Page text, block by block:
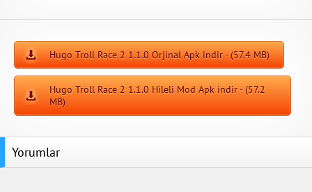
Hugo Troll Race 2 1.1.0 Orjinal Apk indir - (57.4 MB)
Hugo Troll Race 2 1.1.0 Hileli Mod Apk indir - (57.2
MB)
Yorumlar